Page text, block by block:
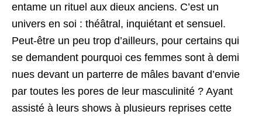
entame un rituel aux dieux anciens. C’est un
univers en soi : théâtral, inquiétant et sensuel.
Peut-être un peu trop d’ailleurs, pour certains qui
se demandent pourquoi ces femmes sont à demi
nues devant un parterre de mâles bavant d’envie
par toutes les pores de leur masculinité ? Ayant
assisté à leurs shows à plusieurs reprises cette